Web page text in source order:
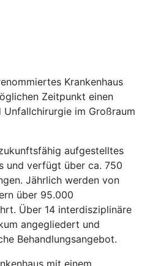
Krankenhaus
Zeitpunkt einen
im Großraum
aufgestelltes
und verfügt über ca. 750
Jährlich werden von
über 95.000
Über 14 interdisziplinäre
angegliedert und
Behandlungsangebot.
mit einem